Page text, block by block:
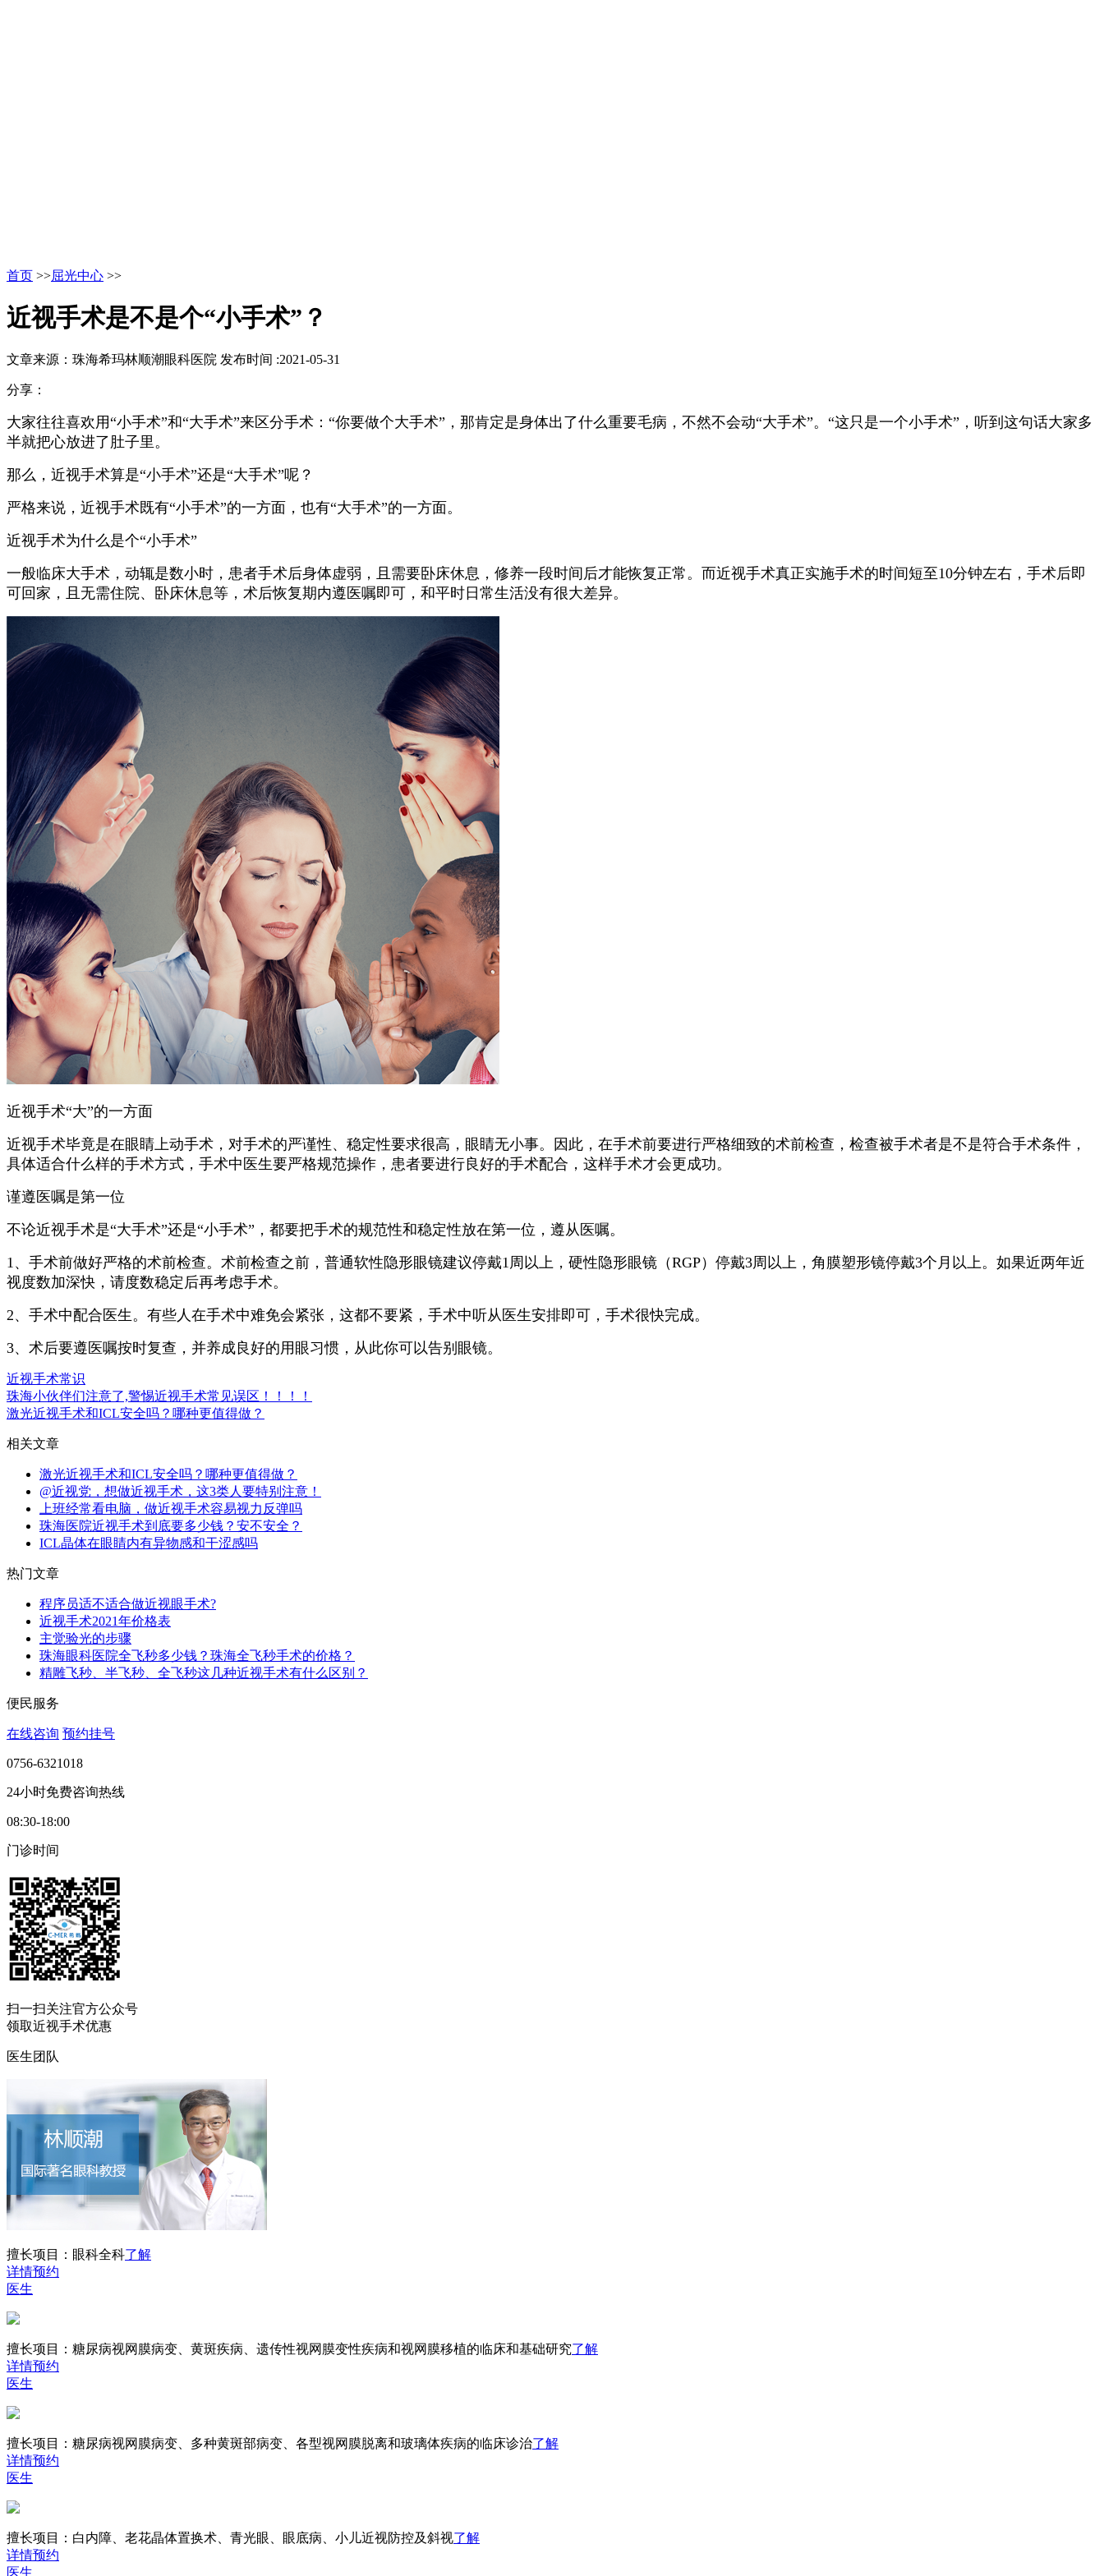
首页 >>屈光中心 >>
近视手术是不是个“小手术”？
文章来源：珠海希玛林顺潮眼科医院 发布时间 :2021-05-31
分享：
大家往往喜欢用“小手术”和“大手术”来区分手术： “你要做个大手术”，那肯定是身体出了什么重要毛病，不然不会动“大手术”。 “这只是一个小手术”，听到这句话大家多
半就把心放进了肚子里。
那么，近视手术算是“小手术”还是“大手术”呢？
严格来说，近视手术既有“小手术”的一方面，也有“大手术”的一方面。
近视手术为什么是个“小手术”
一般临床大手术，动辄是数小时，患者手术后身体虚弱，且需要卧床休息，修养一段时间后才能恢复正常。而近视手术真正实施手术的时间短至10分钟左右，手术后即
可回家，且无需住院、卧床休息等，术后恢复期内遵医嘱即可，和平时日常生活没有很大差异。
近视手术“大”的一方面
近视手术毕竟是在眼睛上动手术，对手术的严谨性、稳定性要求很高，眼睛无小事。
因此，在手术前要进行严格细致的术前检查，检查被手术者是不是符合手术条件，
具体适合什么样的手术方式，手术中医生要严格规范操作，患者要进行良好的手术配合，这样手术才会更成功。
谨遵医嘱是第一位
不论近视手术是“大手术”还是“小手术”，都要把手术的规范性和稳定性放在第一位，遵从医嘱。
1、手术前做好严格的术前检查。术前检查之前，普通软性隐形眼镜建议停戴1周以上，硬性隐形眼镜（RGP）停戴3周以上，角膜塑形镜停戴3个月以上。如果近两年近
视度数加深快，请度数稳定后再考虑手术。
2、手术中配合医生。有些人在手术中难免会紧张，这都不要紧，手术中听从医生安排即可，手术很快完成。
3、术后要遵医嘱按时复查，并养成良好的用眼习惯，从此你可以告别眼镜。
近视手术常识
珠海小伙伴们注意了,警惕近视手术常见误区！！！！
激光近视手术和ICL安全吗？哪种更值得做？
相关文章
激光近视手术和ICL安全吗？哪种更值得做？
@近视党，想做近视手术，这3类人要特别注意！
上班经常看电脑，做近视手术容易视力反弹吗
珠海医院近视手术到底要多少钱？安不安全？
ICL晶体在眼睛内有异物感和干涩感吗
热门文章
程序员适不适合做近视眼手术?
近视手术2021年价格表
主觉验光的步骤
珠海眼科医院全飞秒多少钱？珠海全飞秒手术的价格？
精雕飞秒、半飞秒、全飞秒这几种近视手术有什么区别？
便民服务
在线咨询 预约挂号
0756-6321018
24小时免费咨询热线
08:30-18:00
门诊时间
扫一扫关注官方公众号
领取近视手术优惠
医生团队
擅长项目： 眼科全科了解
详情预约
医生
擅长项目： 糖尿病视网膜病变、黄斑疾病、遗传性视网膜变性疾病和视网膜移植的临床和基础研究了解
详情预约
医生
擅长项目： 糖尿病视网膜病变、多种黄斑部病变、各型视网膜脱离和玻璃体疾病的临床诊治了解
详情预约
医生
擅长项目： 白内障、老花晶体置换术、青光眼、眼底病、小儿近视防控及斜视了解
详情预约
医生